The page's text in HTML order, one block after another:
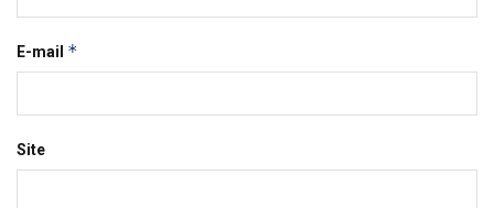
E-mail *
Site